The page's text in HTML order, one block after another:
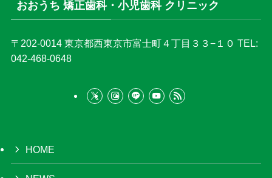
おおうち 矯正歯科・小児歯科 クリニック
〒202-0014 東京都西東京市富士町４丁目３３−１０ TEL:
042-468-0648
HOME